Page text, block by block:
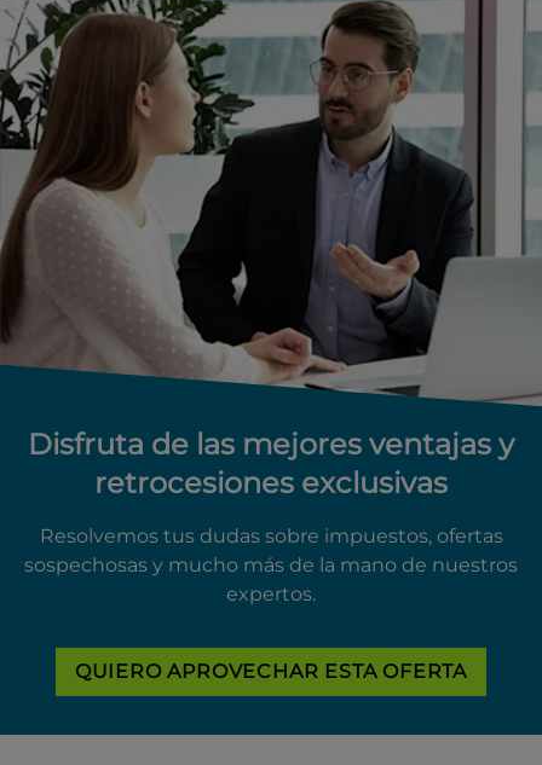
Disfruta de las mejores ventajas y
retrocesiones exclusivas
Resolvemos tus dudas sobre impuestos, ofertas
sospechosas y mucho más de la mano de nuestros
expertos.
QUIERO APROVECHAR ESTA OFERTA